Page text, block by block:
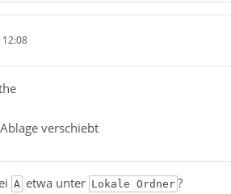
verschiebt
A etwa unter Lokale Ordner ?